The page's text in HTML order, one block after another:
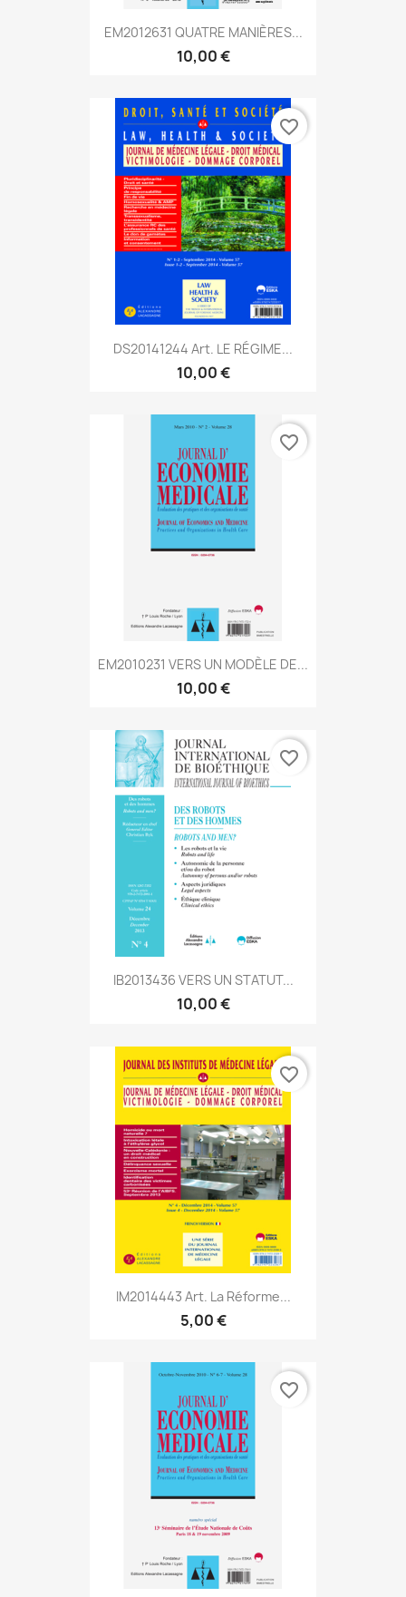
EM2012631 QUATRE MANIÈRES...
10,00 €
DS20141244 Art. LE RÉGIME...
10,00 €
favorite_border
EM2010231 VERS UN MODÈLE DE...
10,00 €
favorite_border
IB2013436 VERS UN STATUT...
10,00 €
favorite_border
IM2014443 Art. La Réforme...
5,00 €
favorite_border
favorite_border